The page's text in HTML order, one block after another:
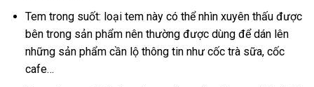
Tem trong suốt: loại tem này có thể nhìn xuyên thấu được
bên trong sản phẩm nên thường được dùng để dán lên
những sản phẩm cần lộ thông tin như cốc trà sữa, cốc
cafe…